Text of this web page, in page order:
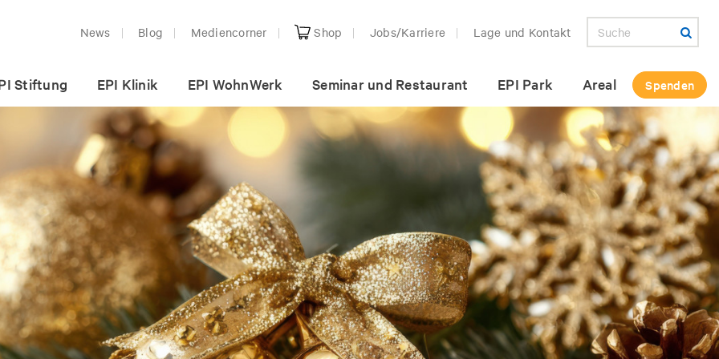
News Blog Mediencorner Shop Jobs/Karriere Lage und Kontakt
Stiftung EPI Klinik EPI WohnWerk Seminar und Restaurant EPI Park Areal Spenden